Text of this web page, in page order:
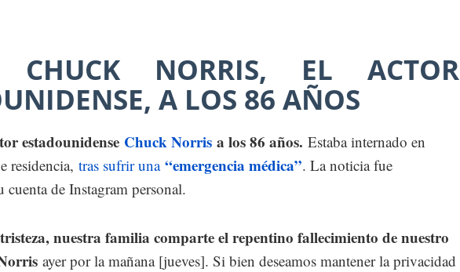
CHUCK NORRIS, EL ACTOR
A LOS 86 AÑOS
estadounidense Chuck Norris a los 86 años. Estaba internado en
residencia, tras sufrir una “emergencia médica”. La noticia fue
de Instagram personal.
nuestra familia comparte el repentino fallecimiento de nuestro
ayer por la mañana [jueves]. Si bien deseamos mantener la privacidad